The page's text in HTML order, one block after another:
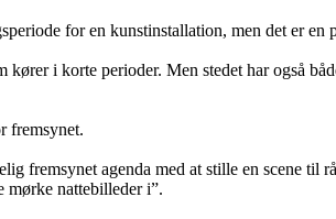
for en kunstinstallation, men det er
i korte perioder. Men stedet har også
fremsynet.
fremsynet agenda med at stille en scene
mørke nattebilleder i”.